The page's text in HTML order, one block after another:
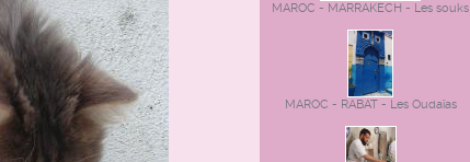
MAROC - MARRAKECH - Les souks
MAROC - RABAT - Les Oudaïas